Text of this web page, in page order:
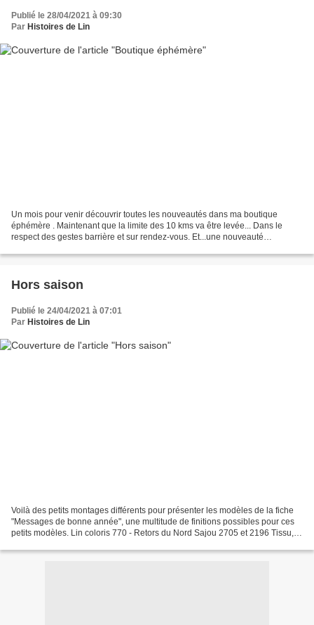
Publié le 28/04/2021 à 09:30
Par Histoires de Lin
Un mois pour venir découvrir toutes les nouveautés dans ma boutique
éphémère . Maintenant que la limite des 10 kms va être levée... Dans le
respect des gestes barrière et sur rendez-vous. Et...une nouveauté
Hors saison
Publié le 24/04/2021 à 07:01
Par Histoires de Lin
Voilà des petits montages différents pour présenter les modèles de la fiche
"Messages de bonne année", une multitude de finitions possibles pour ces
petits modèles. Lin coloris 770 - Retors du Nord Sajou 2705 et 2196 Tissu,